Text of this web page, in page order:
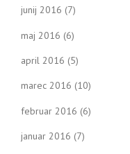
junij 2016 (7)
maj 2016 (6)
april 2016 (5)
marec 2016 (10)
februar 2016 (6)
januar 2016 (7)